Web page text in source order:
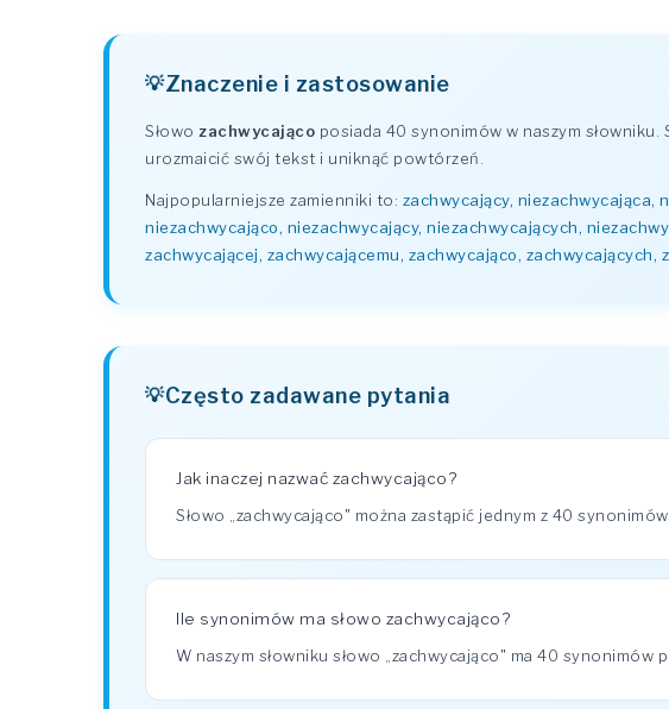
Znaczenie i zastosowanie
Słowo zachwycająco posiada 40 synonimów w naszym
urozmaicić swój tekst i uniknąć powtórzeń.
Najpopularniejsze zamienniki to: zachwycający, niezachwycająca,
niezachwycająco, niezachwycający, niezachwycających,
zachwycającej, zachwycającemu, zachwycająco, zachwycających,
Często zadawane pytania
Jak inaczej nazwać zachwycająco?
Słowo „zachwycająco" można zastąpić jednym z 40
Ile synonimów ma słowo zachwycająco?
W naszym słowniku słowo „zachwycająco" ma 40 synonimów